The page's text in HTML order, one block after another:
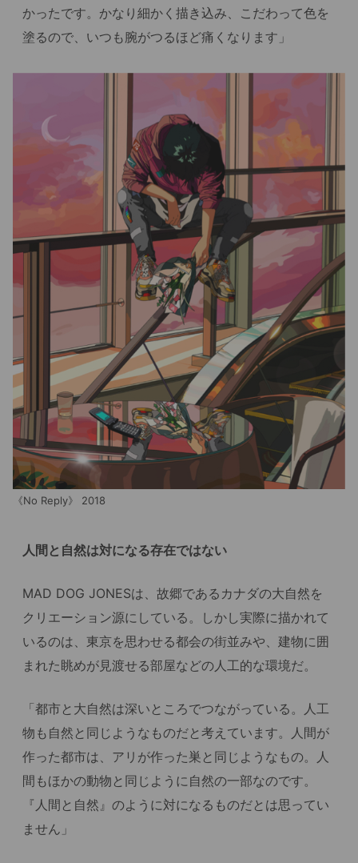
かったです。かなり細かく描き込み、こだわって色を
塗るので、いつも腕がつるほど痛くなります」
《No Reply》 2018
人間と自然は対になる存在ではない
MAD DOG JONESは、故郷であるカナダの大自然を
クリエーション源にしている。しかし実際に描かれて
いるのは、東京を思わせる都会の街並みや、建物に囲
まれた眺めが見渡せる部屋などの人工的な環境だ。
「都市と大自然は深いところでつながっている。人工
物も自然と同じようなものだと考えています。人間が
作った都市は、アリが作った巣と同じようなもの。人
間もほかの動物と同じように自然の一部なのです。
『人間と自然』のように対になるものだとは思ってい
ません」